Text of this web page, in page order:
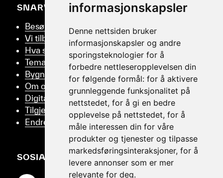
informasjonskapsler
Denne nettsiden bruker
informasjonskapsler og andre
sporingsteknologier for å
forbedre nettleseropplevelsen din
for følgende formål: for å aktivere
grunnleggende funksjonalitet på
nettstedet, for å gi en bedre
opplevelse på nettstedet, for å
måle interessen din for våre
produkter og tjenester og tilpasse
markedsføringsinteraksjoner, for å
levere annonser som er mer
relevante for deg.
SNARVEIER
Besøk oss
Vi tilbyr
Hva skjer
Tema
Bygningsvern
Om oss
Digitalt Museum
Tilgjengelighetserklæring
Endre samtykker
SOSIALT